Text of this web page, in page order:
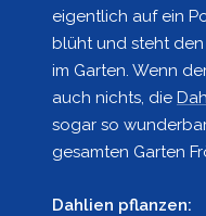
eigentlich auf ein
blüht und steht
im Garten. Wenn
auch nichts, die
sogar so
gesamten Garten
Dahlien pflanzen: